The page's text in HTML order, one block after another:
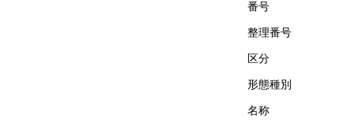
番号
整理番号
区分
形態種別
名称